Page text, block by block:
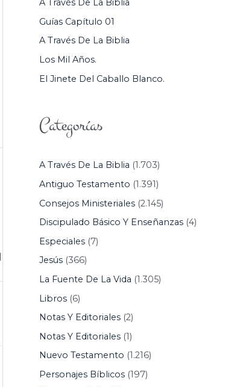
R
:
A Través De La Biblia
Guías Capítulo 01
A Través De La Biblia
Los Mil Años.
El Jinete Del Caballo Blanco.
Categorías
A Través De La Biblia (1.703)
Antiguo Testamento (1.391)
Consejos Ministeriales(2.145)
Discipulado Básico Y Enseñanzas(4)
Especiales(7)
Jesús(366)
La Fuente De La Vida (1.305)
Libros(6)
Notas Y Editoriales(2)
Notas Y Editoriales(1)
Nuevo Testamento (1.216)
Personajes Bíblicos(197)